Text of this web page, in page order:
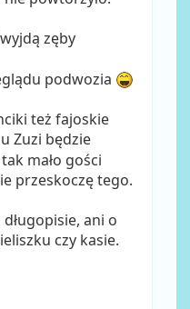
zęby
podwozia
też fajoskie
Zuzi będzie
mało gości
przeskoczę tego.
długopisie, ani o
czy kasie.